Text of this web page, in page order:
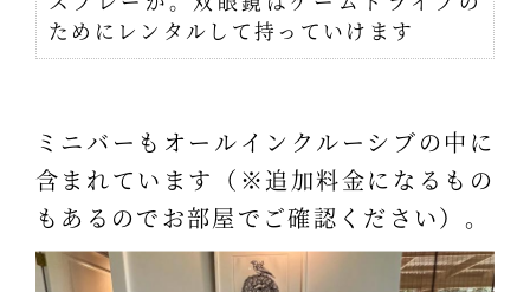
ためにレンタルして持っていけます
ミニバーもオールインクルーシブの中に
含まれています（※追加料金になるもの
もあるのでお部屋でご確認ください）。